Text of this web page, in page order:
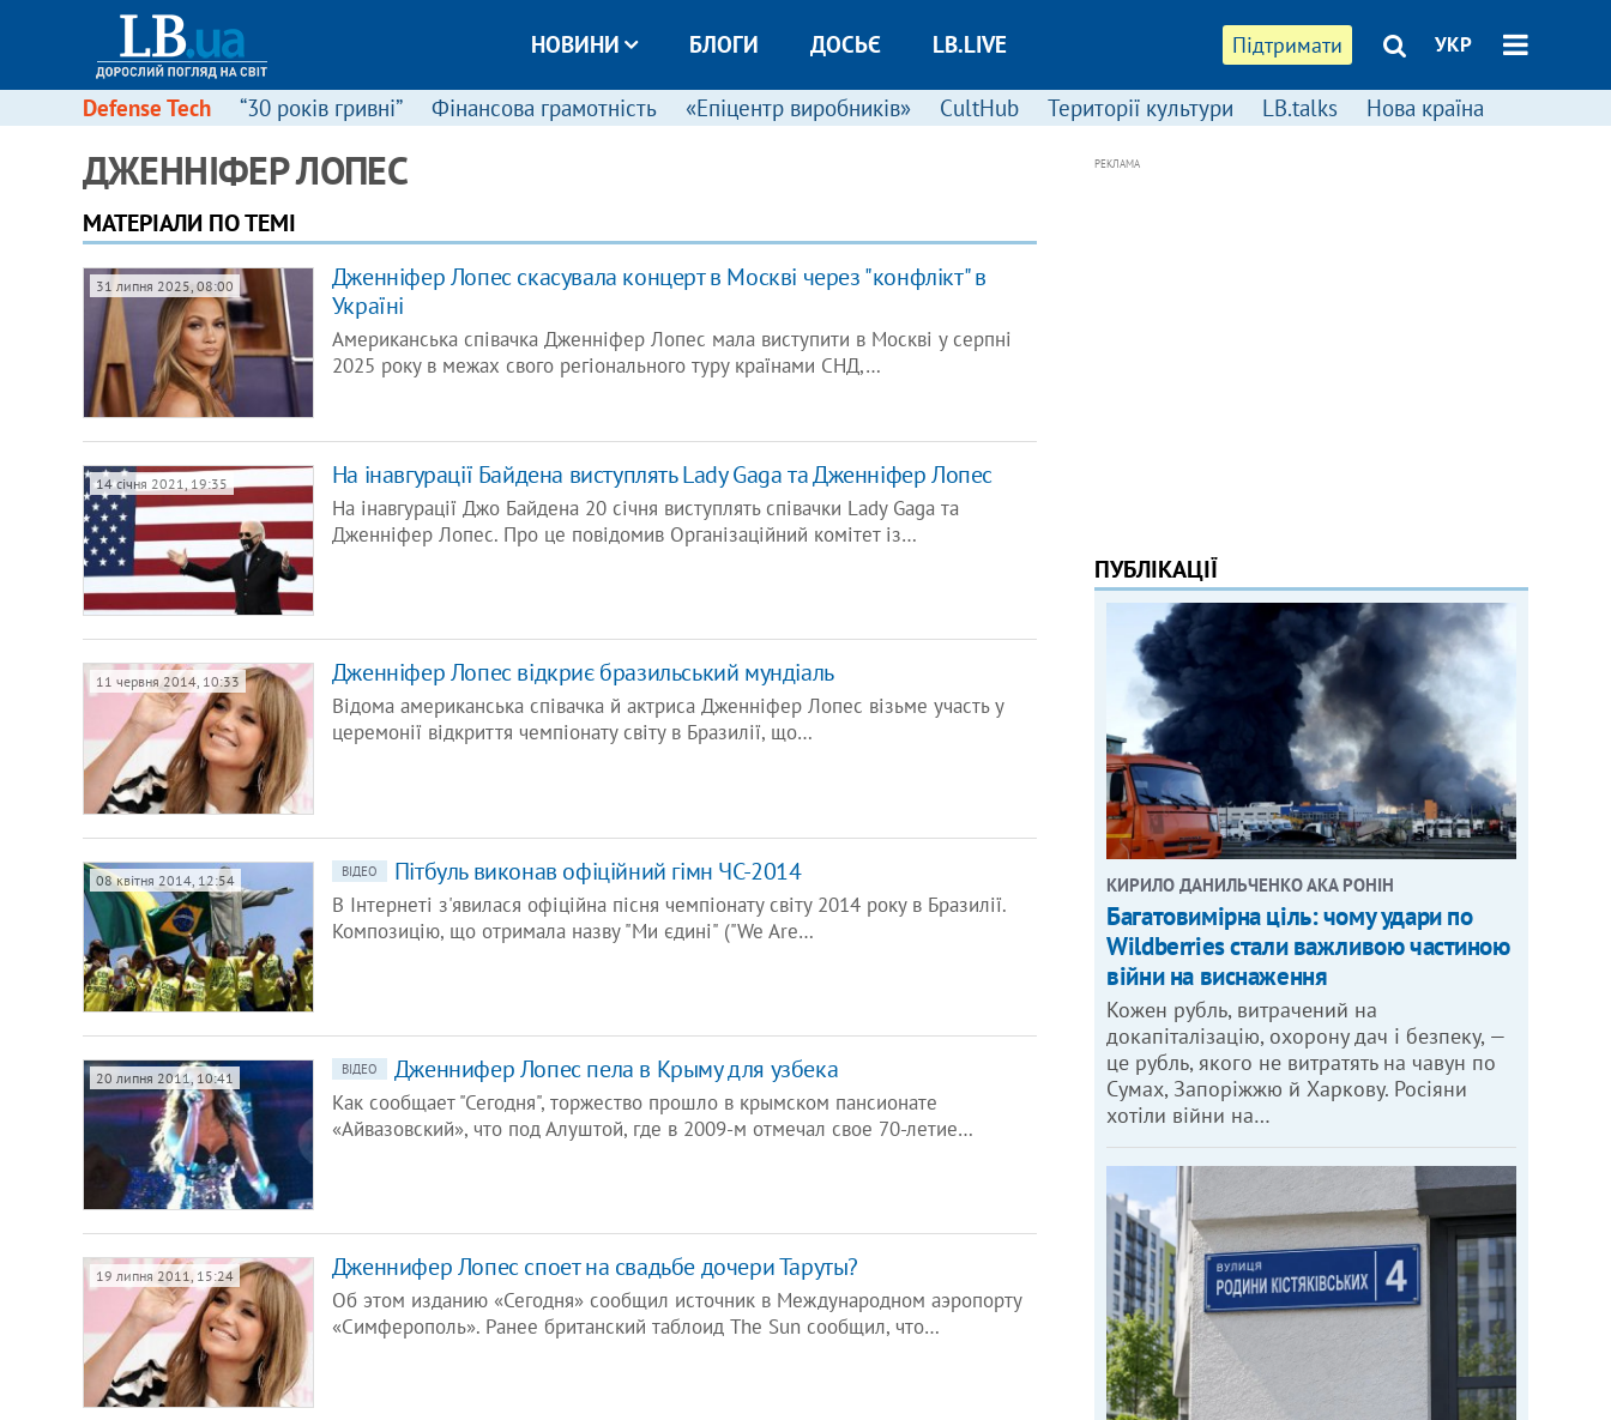
Підтримати УКР
НОВИНИ БЛОГИ ДОСЬЄ LB.LIVE
Defense Tech “30 років гривні” Фінансова грамотність «Епіцентр виробників» CultHub Території культури LB.talks Нова країна
ДЖЕННІФЕР ЛОПЕС
МАТЕРІАЛИ ПО ТЕМІ
31 липня 2025, 08:00
Дженніфер Лопес скасувала концерт в Москві через "конфлікт" в
Україні
Американська співачка Дженніфер Лопес мала виступити в Москві у серпні
2025 року в межах свого регіонального туру країнами СНД,…
14 січня 2021, 19:35 На інавгурації Байдена виступлять ​Lady Gaga та Дженніфер Лопес
На інавгурації Джо Байдена 20 січня виступлять співачки Lady Gaga та
Дженніфер Лопес. Про це повідомив Організаційний комітет із…
11 червня 2014, 10:33 Дженніфер Лопес відкриє бразильський мундіаль
Відома американська співачка й актриса Дженніфер Лопес візьме участь у
церемонії відкриття чемпіонату світу в Бразилії, що…
08 квітня 2014, 12:54 ВІДЕО Пітбуль виконав офіційний гімн ЧС-2014
В Інтернеті з'явилася офіційна пісня чемпіонату світу 2014 року в Бразилії.
Композицію, що отримала назву "Ми єдині" ("We Are…
20 липня 2011, 10:41 ВІДЕО Дженнифер Лопес пела в Крыму для узбека
Как сообщает "Сегодня", торжество прошло в крымском пансионате
«Айвазовский», что под Алуштой, где в 2009-м отмечал свое 70-летие…
19 липня 2011, 15:24 Дженнифер Лопес споет на свадьбе дочери Таруты?
Об этом изданию «Сегодня» сообщил источник в Международном аэропорту
«Симферополь». Ранее британский таблоид The Sun сообщил, что…
РЕКЛАМА
ПУБЛІКАЦІЇ
КИРИЛО ДАНИЛЬЧЕНКО АКА РОНІН
Багатовимірна ціль: чому удари по
Wildberries стали важливою частиною
війни на виснаження
Кожен рубль, витрачений на
докапіталізацію, охорону дач і безпеку, —
це рубль, якого не витратять на чавун по
Сумах, Запоріжжю й Харкову. Росіяни
хотіли війни на…